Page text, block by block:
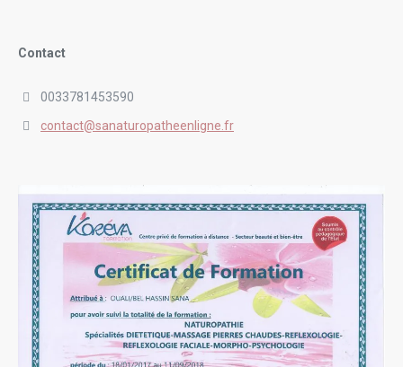
Contact
0033781453590
contact@sanaturopatheenligne.fr